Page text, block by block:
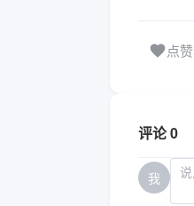
点赞
评论 0
我